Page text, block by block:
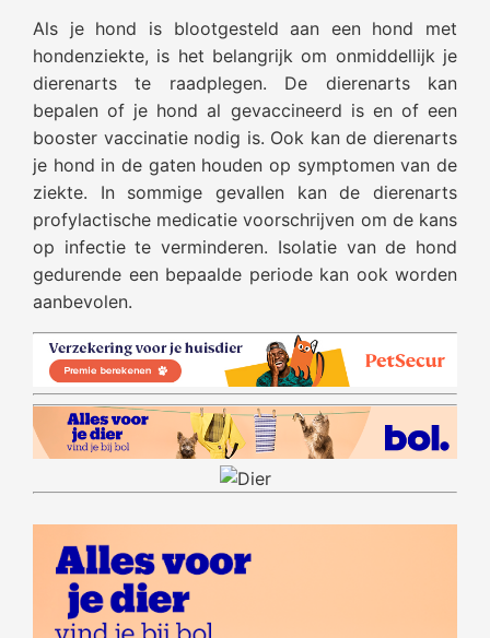
Als je hond is blootgesteld aan een hond met
hondenziekte, is het belangrijk om onmiddellijk je
dierenarts te raadplegen. De dierenarts kan
bepalen of je hond al gevaccineerd is en of een
booster vaccinatie nodig is. Ook kan de dierenarts
je hond in de gaten houden op symptomen van de
ziekte. In sommige gevallen kan de dierenarts
profylactische medicatie voorschrijven om de kans
op infectie te verminderen. Isolatie van de hond
gedurende een bepaalde periode kan ook worden
aanbevolen.